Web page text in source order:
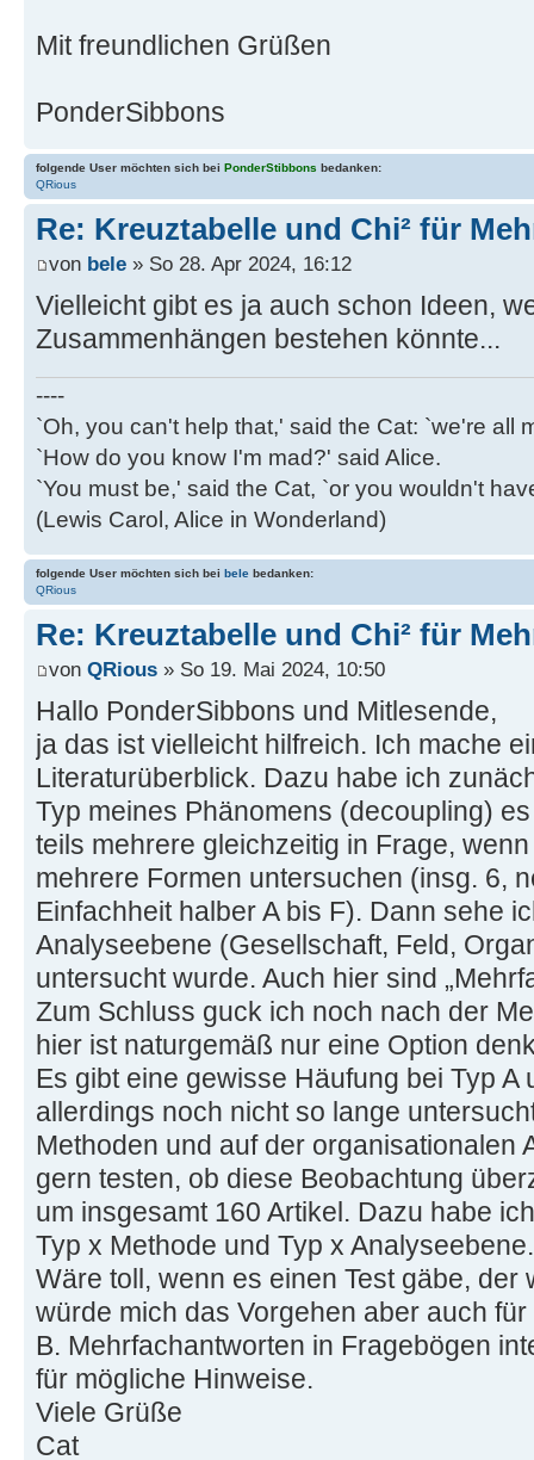
Mit freundlichen Grüßen
PonderSibbons
folgende User möchten sich bei PonderStibbons bedanken:
QRious
Re: Kreuztabelle und Chi² für
von bele » So 28. Apr 2024, 16:12
Vielleicht gibt es ja auch schon Ideen,
Zusammenhängen bestehen könnte...
----
`Oh, you can't help that,' said the Cat: `we're all
`How do you know I'm mad?' said Alice.
`You must be,' said the Cat, `or you wouldn't
(Lewis Carol, Alice in Wonderland)
folgende User möchten sich bei bele bedanken:
QRious
Re: Kreuztabelle und Chi² für
von QRious » So 19. Mai 2024, 10:50
Hallo PonderSibbons und Mitlesende,
ja das ist vielleicht hilfreich. Ich mache
Literaturüberblick. Dazu habe ich
Typ meines Phänomens (decoupling)
teils mehrere gleichzeitig in Frage,
mehrere Formen untersuchen (insg. 6,
Einfachheit halber A bis F). Dann sehe
Analyseebene (Gesellschaft, Feld,
untersucht wurde. Auch hier sind
Zum Schluss guck ich noch nach der
hier ist naturgemäß nur eine Option
Es gibt eine gewisse Häufung bei Typ A
allerdings noch nicht so lange
Methoden und auf der organisationalen
gern testen, ob diese Beobachtung
um insgesamt 160 Artikel. Dazu habe
Typ x Methode und Typ x Analyseebene.
Wäre toll, wenn es einen Test gäbe, der
würde mich das Vorgehen aber auch
B. Mehrfachantworten in Fragebögen
für mögliche Hinweise.
Viele Grüße
Cat